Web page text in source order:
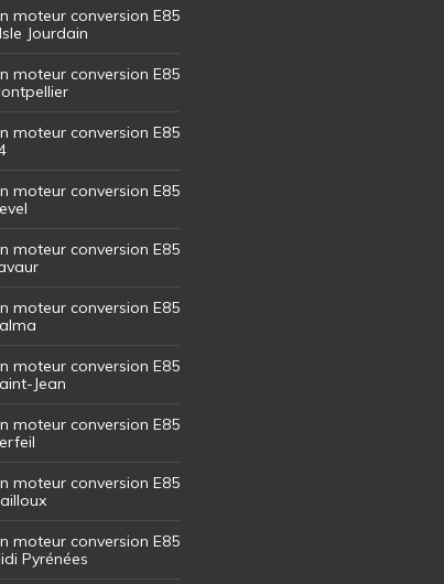
moteur conversion E85
Jourdain
moteur conversion E85
moteur conversion E85
moteur conversion E85
moteur conversion E85
moteur conversion E85
moteur conversion E85
Jean
moteur conversion E85
moteur conversion E85
moteur conversion E85
Pyrénées